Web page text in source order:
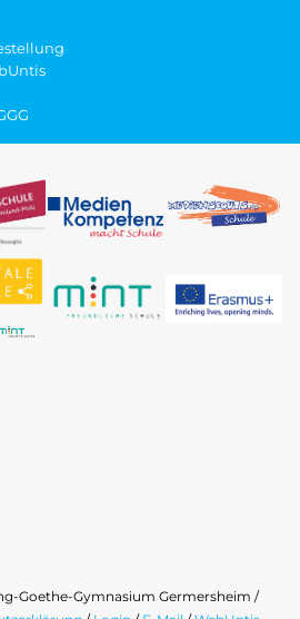
Goethe-Gymnasium Germersheim /